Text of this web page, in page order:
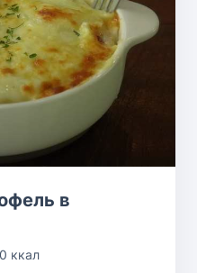
в
ккал